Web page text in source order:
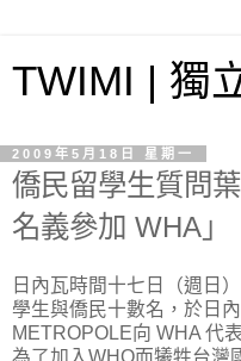
TWIMI | 獨
2009年5月18日 星期一
僑民留學生質問
名義參加 WHA」
日內瓦時間十七日（週日
學生與僑民十數名，於日
METROPOLE向 WHA 代
為了加入WHO而犧牲台灣